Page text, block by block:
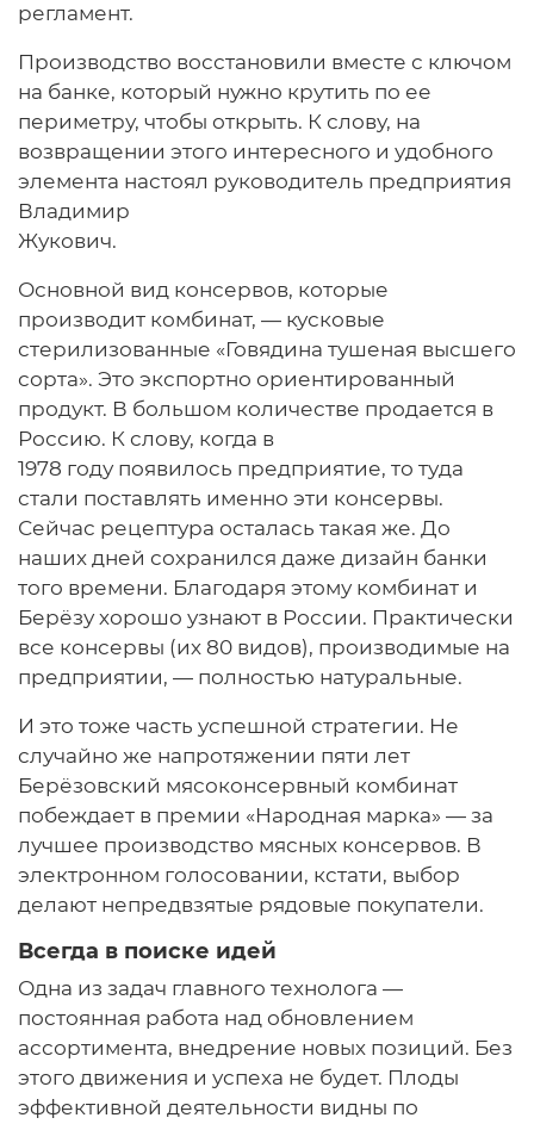
регламент.
Производство восстановили вместе с ключом
на банке, который нужно крутить по ее
периметру, чтобы открыть. К слову, на
возвращении этого интересного и удобного
элемента настоял руководитель предприятия
Владимир
Жукович.
Основной вид консервов, которые
производит комбинат, — кусковые
стерилизованные «Говядина тушеная высшего
сорта». Это экспортно ориентированный
продукт. В большом количестве продается в
Россию. К слову, когда в
1978 году появилось предприятие, то туда
стали поставлять именно эти консервы.
Сейчас рецептура осталась такая же. До
наших дней сохранился даже дизайн банки
того времени. Благодаря этому комбинат и
Берёзу хорошо узнают в России. Практически
все консервы (их 80 видов), производимые на
предприятии, — полностью натуральные.
И это тоже часть успешной стратегии. Не
случайно же напротяжении пяти лет
Берёзовский мясоконсервный комбинат
побеждает в премии «Народная марка» — за
лучшее производство мясных консервов. В
электронном голосовании, кстати, выбор
делают непредвзятые рядовые покупатели.
Всегда в поиске идей
Одна из задач главного технолога —
постоянная работа над обновлением
ассортимента, внедрение новых позиций. Без
этого движения и успеха не будет. Плоды
эффективной деятельности видны по